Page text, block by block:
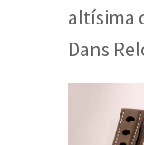
altísima
Dans